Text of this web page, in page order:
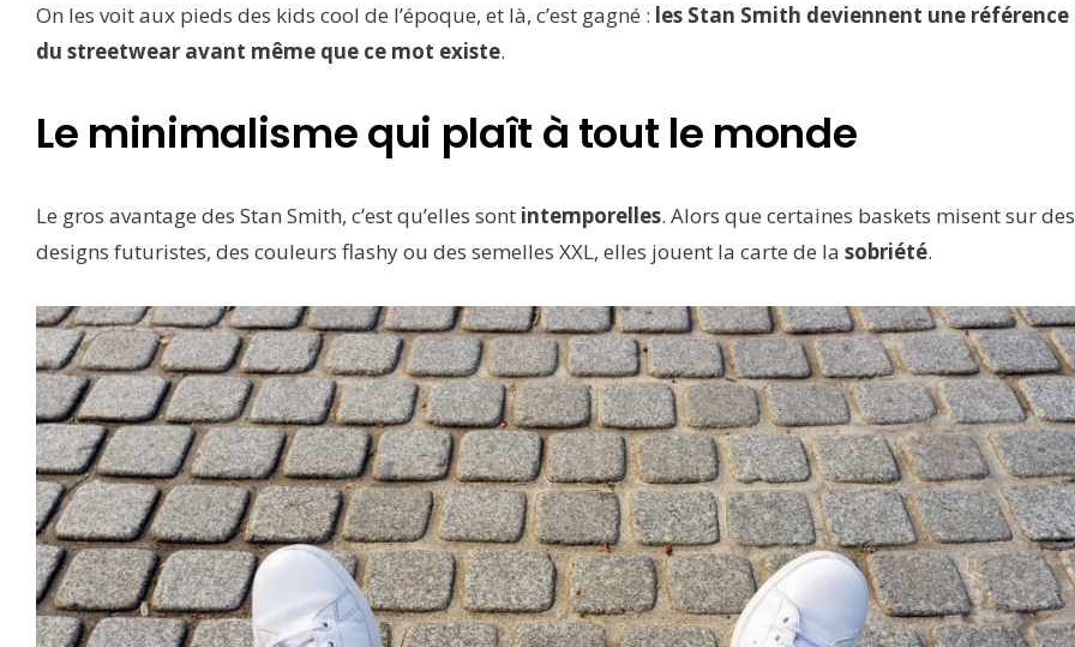
On les voit aux pieds des kids cool de l’époque, et là, c’est gagné : les Stan Smith deviennent une référence
du streetwear avant même que ce mot existe.
Le minimalisme qui plaît à tout le monde
Le gros avantage des Stan Smith, c’est qu’elles sont intemporelles. Alors que certaines baskets misent sur des
designs futuristes, des couleurs flashy ou des semelles XXL, elles jouent la carte de la sobriété.